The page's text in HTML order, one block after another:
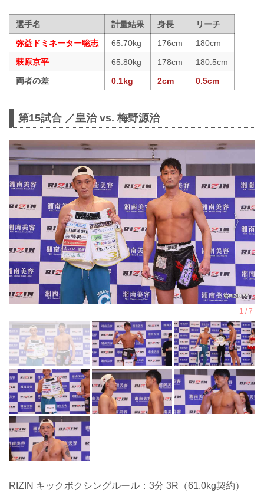
選手名 計量結果 身長
リーチ
弥益ドミネーター聡志
65.70kg 176cm
180cm
萩原京平
65.80kg 178cm
180.5cm
両者の差
0.1kg 2cm 0.5cm
第15試合 ／皇治 vs. 梅野源治
RIZIN キックボクシングルール：3分 3R（61.0kg契約）